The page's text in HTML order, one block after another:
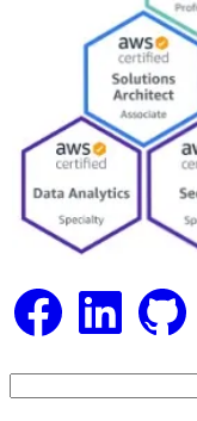
FacebookLinkedIn GitHub